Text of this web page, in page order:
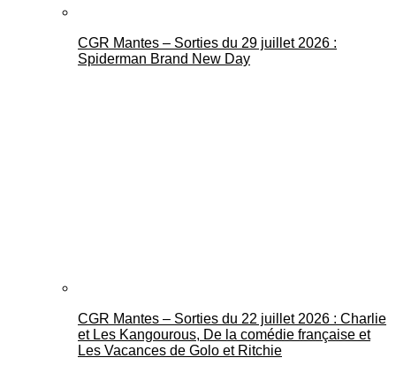
CGR Mantes – Sorties du 29 juillet 2026 :
Spiderman Brand New Day
CGR Mantes – Sorties du 22 juillet 2026 : Charlie
et Les Kangourous, De la comédie française et
Les Vacances de Golo et Ritchie